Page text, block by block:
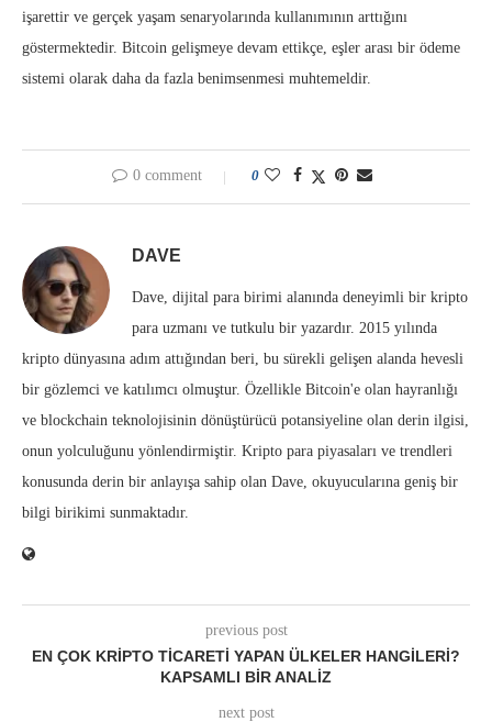
işarettir ve gerçek yaşam senaryolarında kullanımının arttığını
göstermektedir. Bitcoin gelişmeye devam ettikçe, eşler arası bir ödeme
sistemi olarak daha da fazla benimsenmesi muhtemeldir.
0 comment 0
DAVE
Dave, dijital para birimi alanında deneyimli bir kripto
para uzmanı ve tutkulu bir yazardır. 2015 yılında
kripto dünyasına adım attığından beri, bu sürekli gelişen alanda hevesli
bir gözlemci ve katılımcı olmuştur. Özellikle Bitcoin'e olan hayranlığı
ve blockchain teknolojisinin dönüştürücü potansiyeline olan derin ilgisi,
onun yolculuğunu yönlendirmiştir. Kripto para piyasaları ve trendleri
konusunda derin bir anlayışa sahip olan Dave, okuyucularına geniş bir
bilgi birikimi sunmaktadır.
previous post
EN ÇOK KRIPTO TICARETI YAPAN ÜLKELER HANGILERI?
KAPSAMLI BIR ANALIZ
next post